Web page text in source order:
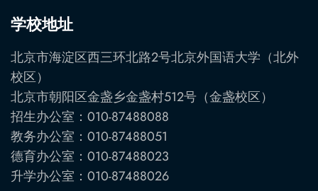
学校地址
北京市海淀区西三环北路2号北京外国语大学（北外
校区）
北京市朝阳区金盏乡金盏村512号（金盏校区）
招生办公室：010-87488088
教务办公室：010-87488051
德育办公室：010-87488023
升学办公室：010-87488026